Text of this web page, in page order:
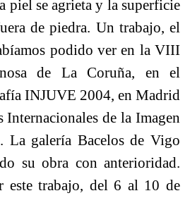
piel se agrieta y la superficie
de piedra. Un trabajo, el
podido ver en la VIII
de La Coruña, en el
INJUVE 2004, en Madrid
Internacionales de la Imagen
La galería Bacelos de Vigo
su obra con anterioridad.
este trabajo, del 6 al 10 de